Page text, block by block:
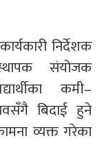
निर्देशक
संयोजक
कमी–
बिदाई हुने
व्यक्त गरेका